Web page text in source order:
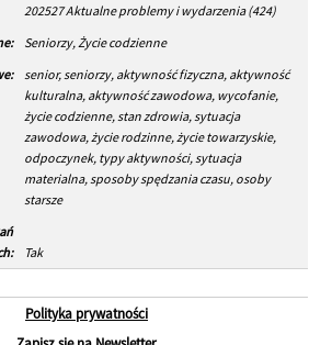
202527 Aktualne problemy i wydarzenia (424)
Seniorzy, Życie codzienne
senior, seniorzy, aktywność fizyczna, aktywność
kulturalna, aktywność zawodowa, wycofanie,
życie codzienne, stan zdrowia, sytuacja
zawodowa, życie rodzinne, życie towarzyskie,
odpoczynek, typy aktywności, sytuacja
materialna, sposoby spędzania czasu, osoby
starsze
Tak
Polityka prywatności